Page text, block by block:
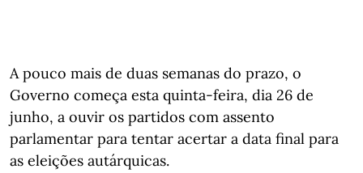
A pouco mais de duas semanas do prazo, o
Governo começa esta quinta-feira, dia 26 de
junho, a ouvir os partidos com assento
parlamentar para tentar acertar a data final para
as eleições autárquicas.